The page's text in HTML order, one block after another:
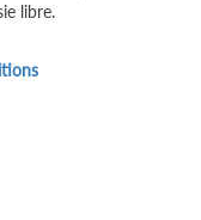
libre.